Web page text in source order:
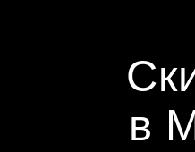
в